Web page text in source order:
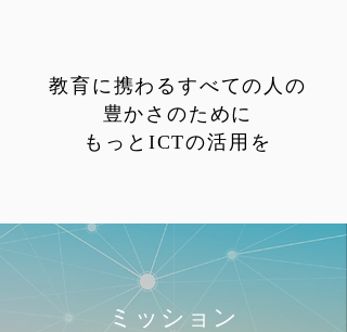
教育に携わるすべての人の
豊かさのために
もっとICTの活用を
ミッション